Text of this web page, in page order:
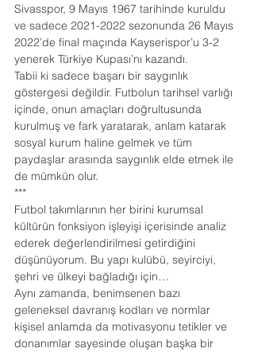
Sivasspor, 9 Mayıs 1967 tarihinde kuruldu
ve sadece 2021-2022 sezonunda 26 Mayıs
2022’de final maçında Kayserispor’u 3-2
yenerek Türkiye Kupası’nı kazandı.
Tabii ki sadece başarı bir saygınlık
göstergesi değildir. Futbolun tarihsel varlığı
içinde, onun amaçları doğrultusunda
kurulmuş ve fark yaratarak, anlam katarak
sosyal kurum haline gelmek ve tüm
paydaşlar arasında saygınlık elde etmek ile
de mümkün olur.
***
Futbol takımlarının her birini kurumsal
kültürün fonksiyon işleyişi içerisinde analiz
ederek değerlendirilmesi getirdiğini
düşünüyorum. Bu yapı kulübü, seyirciyi,
şehri ve ülkeyi bağladığı için…
Aynı zamanda, benimsenen bazı
geleneksel davranış kodları ve normlar
kişisel anlamda da motivasyonu tetikler ve
donanımlar sayesinde oluşan başka bir